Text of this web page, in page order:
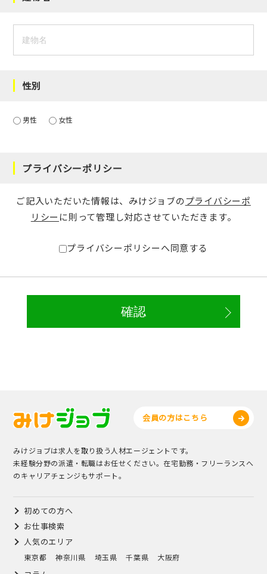
性別
男性 女性
プライバシーポリシー
ご記入いただいた情報は、みけジョブのプライバシーポ
リシー に則って管理し対応させていただきます。
プライバシーポリシーへ同意する
会員の方はこちら
みけジョブは求人を取り扱う人材エージェントです。
未経験分野の派遣・転職はお任せください。在宅勤務・フリーランスへ
のキャリアチェンジもサポート。
初めての方へ
お仕事検索
人気のエリア
東京都 神奈川県 埼玉県 千葉県 大阪府